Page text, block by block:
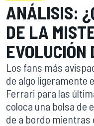
ANÁLISIS:
DE LA
EVOLUCIÓN
Los fans más
de algo ligeramente
Ferrari para las
coloca una bolsa de
de a bordo mientras